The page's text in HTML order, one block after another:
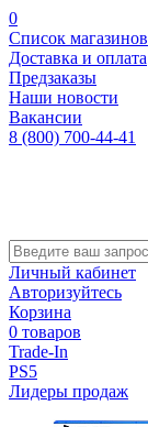
0
Список магазинов
Доставка и оплата
Предзаказы
Наши новости
Вакансии
8 (800) 700-44-41
Личный кабинет
Авторизуйтесь
Корзина
0 товаров
Trade-In
PS5
Лидеры продаж